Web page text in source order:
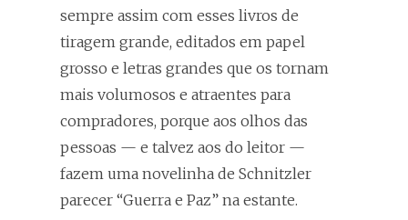
sempre assim com esses livros de
tiragem grande, editados em papel
grosso e letras grandes que os tornam
mais volumosos e atraentes para
compradores, porque aos olhos das
pessoas — e talvez aos do leitor —
fazem uma novelinha de Schnitzler
parecer “Guerra e Paz” na estante.